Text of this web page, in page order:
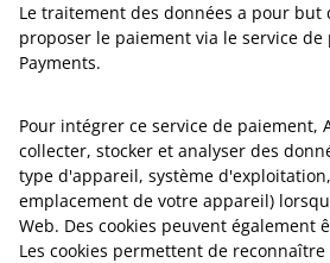
Le traitement des données a pour but
proposer le paiement via le service de
Payments.
Pour intégrer ce service de paiement,
collecter, stocker et analyser des
type d'appareil, système
emplacement de votre appareil)
Web. Des cookies peuvent également
Les cookies permettent de